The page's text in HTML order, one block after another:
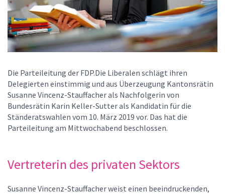
Die Parteileitung der FDP.Die Liberalen schlägt ihren
Delegierten einstimmig und aus Überzeugung Kantonsrätin
Susanne Vincenz-Stauffacher als Nachfolgerin von
Bundesrätin Karin Keller-Sutter als Kandidatin für die
Ständeratswahlen vom 10. März 2019 vor. Das hat die
Parteileitung am Mittwochabend beschlossen.
Vertreterin des privaten Sektors
Susanne Vincenz-Stauffacher weist einen beeindruckenden,